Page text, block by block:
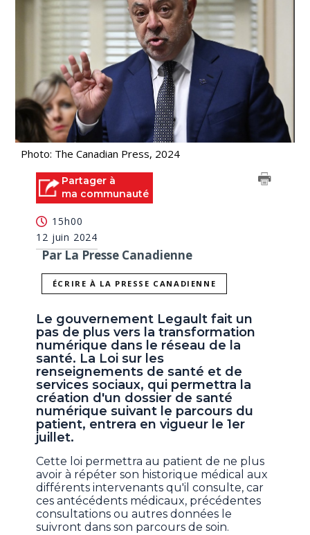
Photo: The Canadian Press, 2024
Partager à
ma communauté
15h00
12 juin 2024
Par La Presse Canadienne
ÉCRIRE À LA PRESSE CANADIENNE
Le gouvernement Legault fait un
pas de plus vers la transformation
numérique dans le réseau de la
santé. La Loi sur les
renseignements de santé et de
services sociaux, qui permettra la
création d'un dossier de santé
numérique suivant le parcours du
patient, entrera en vigueur le 1er
juillet.
Cette loi permettra au patient de ne plus
avoir à répéter son historique médical aux
différents intervenants qu'il consulte, car
ces antécédents médicaux, précédentes
consultations ou autres données le
suivront dans son parcours de soin.